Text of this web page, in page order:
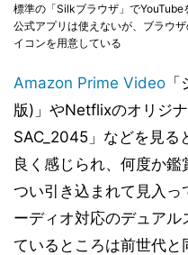
標準の「Silkブラウザ」で
公式アプリは使えないが、ブラウ
イコンを用意している
Amazon Prime Video
版)」やNetflixのオリジ
SAC_2045」などを見る
良く感じられ、何度か
つい引き込まれて見入
ーディオ対応のデュア
ているところは前世代